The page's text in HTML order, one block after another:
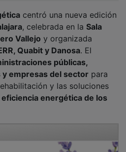
, celebrada en laSala
Vallejoy organizada
Quabit y Danosa. El
públicas,
empresas del sector
y las soluciones
eficiencia energética de los